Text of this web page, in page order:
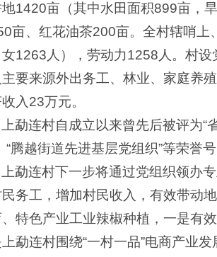
1420亩（其中水田面积899亩，
亩、红花油茶200亩。全村辖哨
女1263人），劳动力1258人。村
要来源外出务工、林业、家庭养
入23万元。
上勐连村自成立以来曾先后被评为“
“腾越街道先进基层党组织”等荣誉
上勐连村下一步将通过党组织领办
务工，增加村民收入，有效带动
特色产业工业辣椒种植，一是有
勐连村围绕“一村一品”电商产业